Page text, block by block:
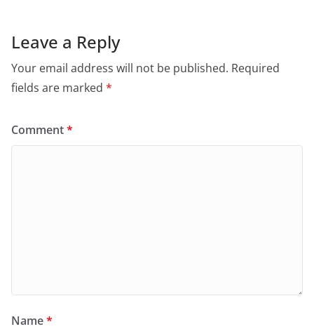
Leave a Reply
Your email address will not be published. Required
fields are marked *
Comment*
Name*